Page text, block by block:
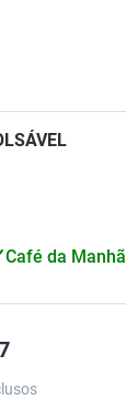
Café da Manhã